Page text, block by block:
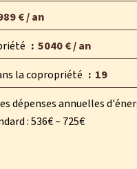
€ / an
5040 € / an
la copropriété
19
dépenses annuelles
: 536€ ~ 725€